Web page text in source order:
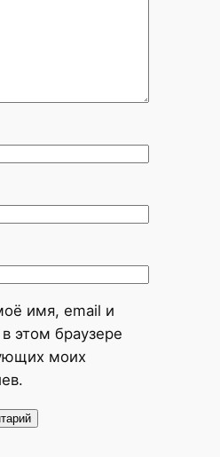
имя, email и
этом браузере
моих